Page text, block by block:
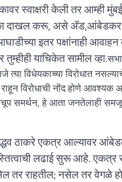
स्वाक्षरी केली तर आम्ही
दाखल करू, असे अ‍ॅड,आंबेडकर
इतर पक्षांनाही
याचिकेत सामील व्हा.
विधेयकाच्या विरोधात
विरोधाची नोंद होणे आवश्यक
समर्थन, हे आता जनतेलाही
ठाकरे एकत्र आल्यावर
लढाई सुरू आहे. एकत्र
तर राहतील; नसेल तर वेगळे